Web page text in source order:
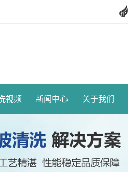
视频 新闻中心 关于我们